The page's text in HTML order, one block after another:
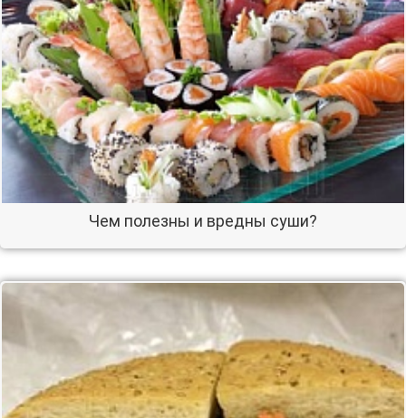
Чем полезны и вредны суши?